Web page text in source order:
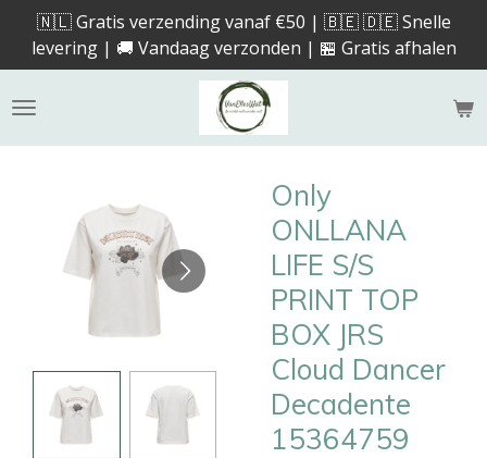
direct
naar
de
🇳🇱 Gratis verzending vanaf €50 | 🇧🇪 🇩🇪 Snelle
levering | 🚚 Vandaag verzonden | 🏪 Gratis afhalen
Only
ONLLANA
LIFE S/S
PRINT TOP
BOX JRS
Cloud Dancer
Decadente
15364759